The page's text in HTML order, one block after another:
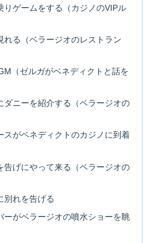
りゲームをする（カジノのVIPル
れる（ベラージオのレストラン
（ゼルガがベネディクトと話を
ダニーを紹介する（ベラージオの
スがベネディクトのカジノに到着
告げにやって来る（ベラージオの
別れを告げる
ーがベラージオの噴水ショーを眺